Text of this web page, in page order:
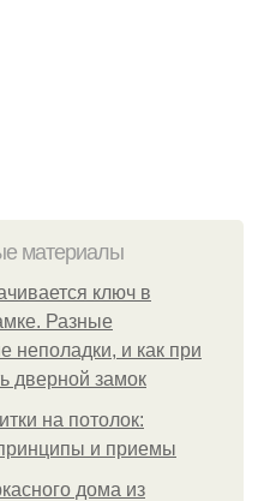
материалы
ключ в
Разные
неполадки, и как при
дверной замок
на потолок:
и приемы
дома из